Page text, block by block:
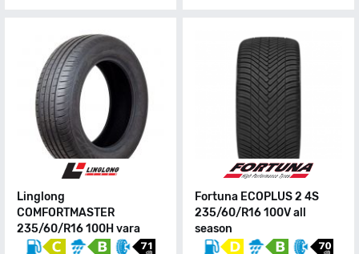
Linglong
COMFORTMASTER
235/60/R16 100H vara
Fortuna ECOPLUS 2 4S
235/60/R16 100V all
season